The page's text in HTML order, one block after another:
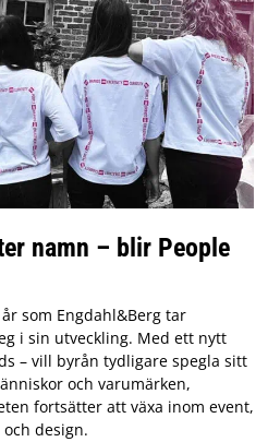
namn – blir People
som Engdahl&Berg tar
i sin utveckling. Med ett nytt
– vill byrån tydligare spegla sitt
och varumärken,
fortsätter att växa inom event,
design.